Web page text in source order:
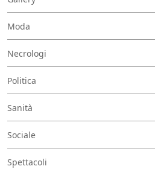
Moda
Necrologi
Politica
Sanità
Sociale
Spettacoli